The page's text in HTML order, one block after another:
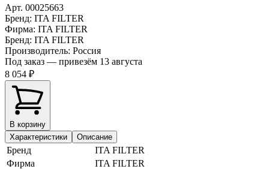
Арт. 00025663
Бренд: ITA FILTER
Фирма: ITA FILTER
Бренд: ITA FILTER
Производитель: Россия
Под заказ — привезём 13 августа
8 054 ₽
В корзину
Характеристики
Описание
Бренд
ITA FILTER
Фирма
ITA FILTER